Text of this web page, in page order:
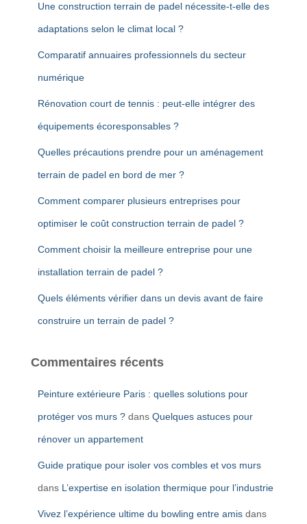
Une construction terrain de padel nécessite-t-elle des
adaptations selon le climat local ?
Comparatif annuaires professionnels du secteur
numérique
Rénovation court de tennis : peut-elle intégrer des
équipements écoresponsables ?
Quelles précautions prendre pour un aménagement
terrain de padel en bord de mer ?
Comment comparer plusieurs entreprises pour
optimiser le coût construction terrain de padel ?
Comment choisir la meilleure entreprise pour une
installation terrain de padel ?
Quels éléments vérifier dans un devis avant de faire
construire un terrain de padel ?
Commentaires récents
Peinture extérieure Paris : quelles solutions pour
protéger vos murs ? dans Quelques astuces pour
rénover un appartement
Guide pratique pour isoler vos combles et vos murs
dans L’expertise en isolation thermique pour l’industrie
Vivez l’expérience ultime du bowling entre amis dans